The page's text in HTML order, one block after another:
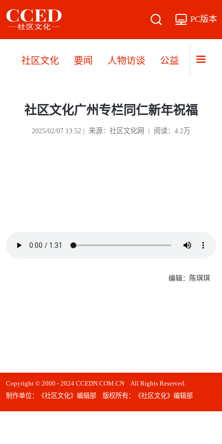
PC版本
社区文化 要闻 人物访谈 公益 文旅
社区文化广州专栏同仁新年祝福
2025/02/07 13:52 | 来源：社区文化网 | 阅读：4.2万
编辑：陈琪琪
Copyright © 2000 - 2024 CCEDN.COM.CN All Rights Reserved.
制作单位：《社区文化》编辑部 版权所有：《社区文化》编辑部